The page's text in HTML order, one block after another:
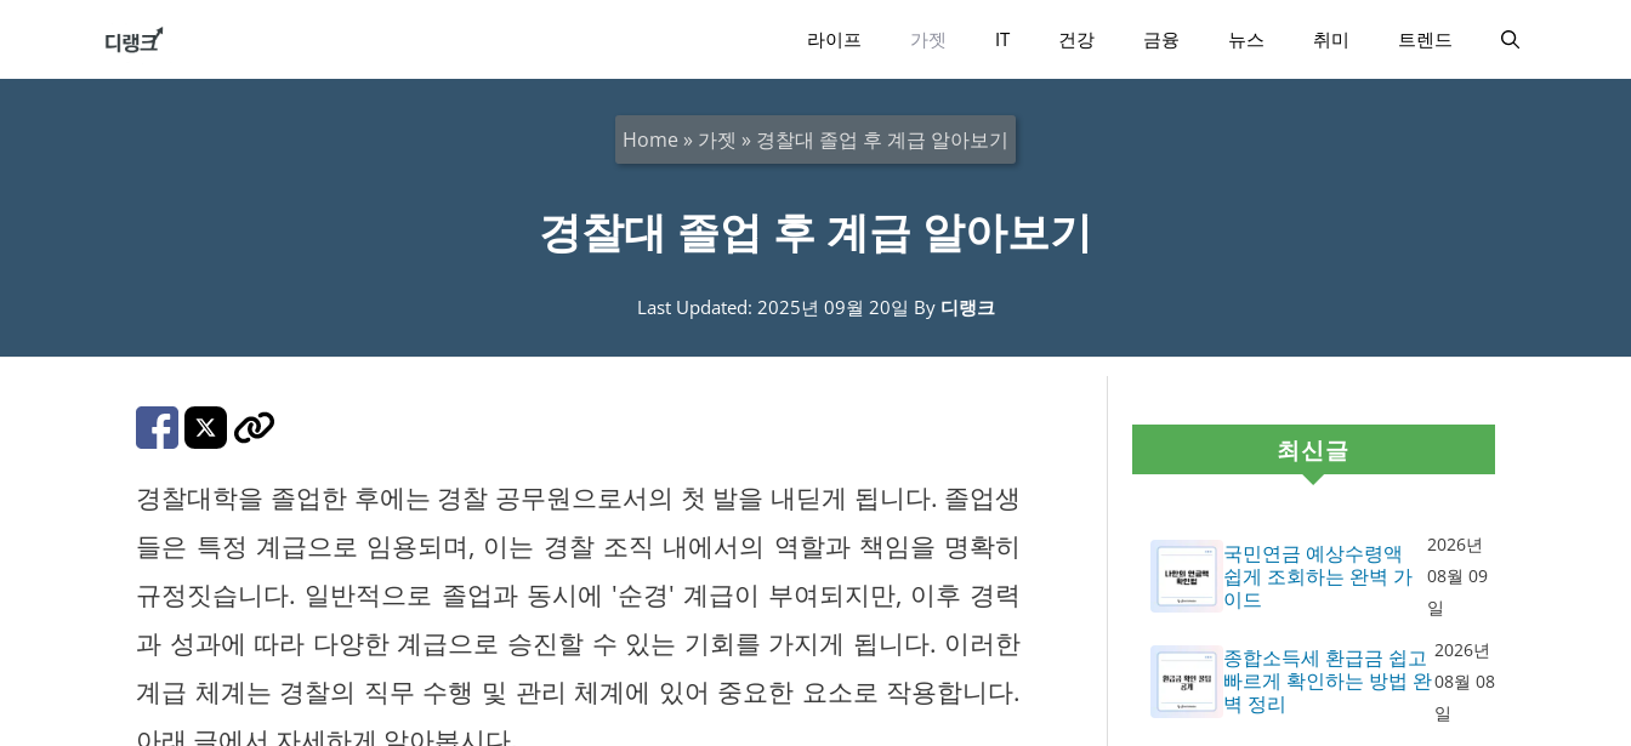
라이프 가젯 IT 건강 금융 뉴스 취미 트렌드
Home » 가젯 » 경찰대 졸업 후 계급 알아보기
경찰대 졸업 후 계급 알아보기
Last Updated: 2025년 09월 20일 By 디랭크
경찰대학을 졸업한 후에는 경찰 공무원으로서의 첫 발을 내딛게 됩니다. 졸업생
들은 특정 계급으로 임용되며, 이는 경찰 조직 내에서의 역할과 책임을 명확히
규정짓습니다. 일반적으로 졸업과 동시에 '순경' 계급이 부여되지만, 이후 경력
과 성과에 따라 다양한 계급으로 승진할 수 있는 기회를 가지게 됩니다. 이러한
계급 체계는 경찰의 직무 수행 및 관리 체계에 있어 중요한 요소로 작용합니다.
최신글
국민연금 예상수령액
쉽게 조회하는 완벽 가
이드
2026년
08월 09
일
종합소득세 환급금 쉽고
빠르게 확인하는 방법 완
벽 정리
2026년
08월 08
일